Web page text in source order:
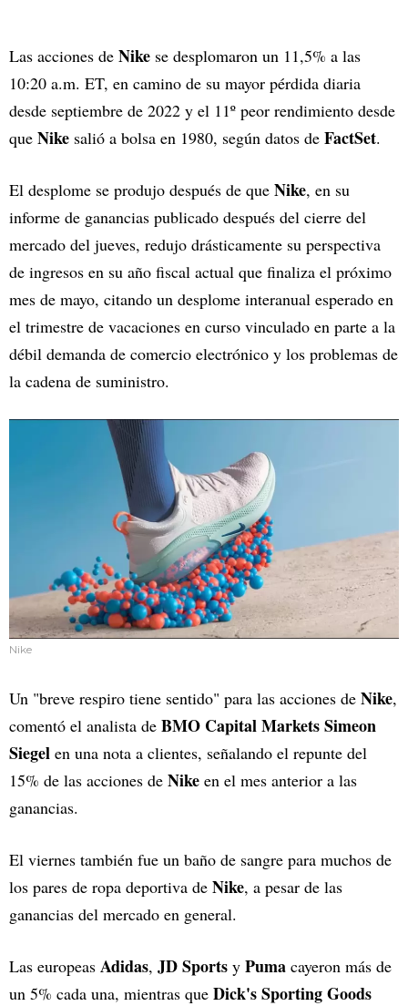
Las acciones de Nike se desplomaron un 11,5% a las
10:20 a.m. ET, en camino de su mayor pérdida diaria
desde septiembre de 2022 y el 11º peor rendimiento desde
que Nike salió a bolsa en 1980, según datos de FactSet.
El desplome se produjo después de que Nike, en su
informe de ganancias publicado después del cierre del
mercado del jueves, redujo drásticamente su perspectiva
de ingresos en su año fiscal actual que finaliza el próximo
mes de mayo, citando un desplome interanual esperado en
el trimestre de vacaciones en curso vinculado en parte a la
débil demanda de comercio electrónico y los problemas de
la cadena de suministro.
Nike
Un "breve respiro tiene sentido" para las acciones de Nike,
comentó el analista de BMO Capital Markets Simeon
Siegel en una nota a clientes, señalando el repunte del
15% de las acciones de Nike en el mes anterior a las
ganancias.
El viernes también fue un baño de sangre para muchos de
los pares de ropa deportiva de Nike, a pesar de las
ganancias del mercado en general.
Las europeas Adidas, JD Sports y Puma cayeron más de
un 5% cada una, mientras que Dick's Sporting Goods